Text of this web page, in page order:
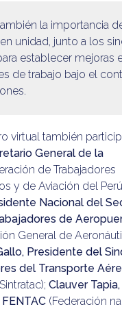
la importancia
unidad, junto a los
establecer mejoras
de trabajo bajo el
virtual también
General de la
de Trabajadores
y de Aviación del
Nacional del
de
General de
Presidente del
del Transporte
Clauver
(Federación